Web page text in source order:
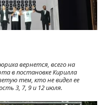
вернется, всего на
в постановке Кирилла
тем, кто не видел ее
3, 7, 9 и 12 июля.